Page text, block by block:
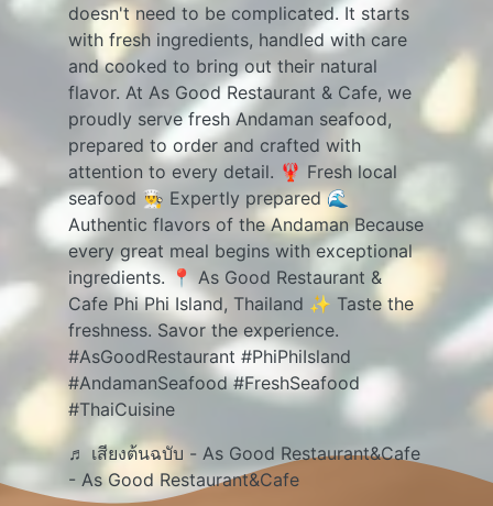
doesn't need to be complicated. It starts
with fresh ingredients, handled with care
and cooked to bring out their natural
flavor. At As Good Restaurant & Cafe, we
proudly serve fresh Andaman seafood,
prepared to order and crafted with
attention to every detail. 🦞 Fresh local
seafood 👨‍🍳 Expertly prepared 🌊
Authentic flavors of the Andaman Because
every great meal begins with exceptional
ingredients. 📍 As Good Restaurant &
Cafe Phi Phi Island, Thailand ✨ Taste the
freshness. Savor the experience.
#AsGoodRestaurant #PhiPhiIsland
#AndamanSeafood #FreshSeafood
#ThaiCuisine
♬ เสียงต้นฉบับ - As Good Restaurant&Cafe
- As Good Restaurant&Cafe